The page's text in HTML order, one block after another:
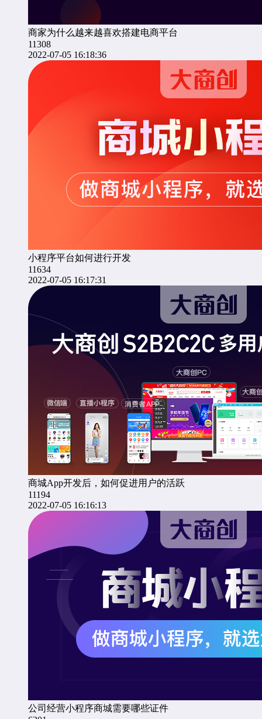
商家为什么越来越喜欢搭建电商平台
11308
2022-07-05 16:18:36
小程序平台如何进行开发
11634
2022-07-05 16:17:31
商城App开发后，如何促进用户的活跃
11194
2022-07-05 16:16:13
公司经营小程序商城需要哪些证件